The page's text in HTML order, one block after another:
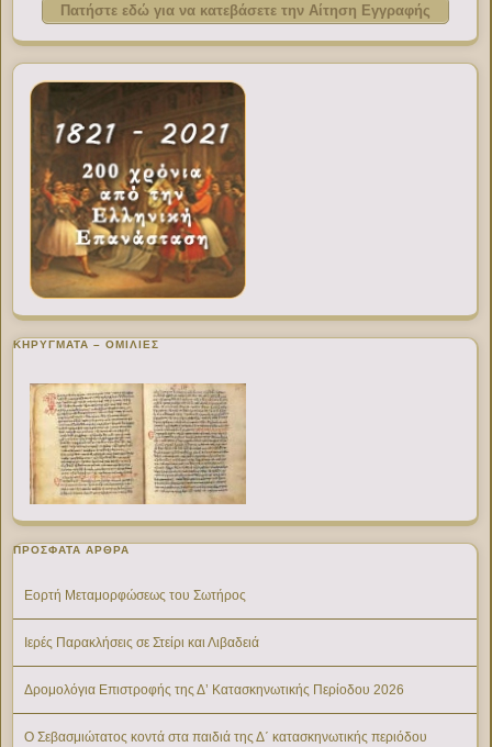
Πατήστε εδώ για να κατεβάσετε την Αίτηση Εγγραφής
ΚΗΡΥΓΜΑΤΑ – ΟΜΙΛΙΕΣ
ΠΡΌΣΦΑΤΑ ΆΡΘΡΑ
Εορτή Μεταμορφώσεως του Σωτήρος
Ιερές Παρακλήσεις σε Στείρι και Λιβαδειά
Δρομολόγια Επιστροφής της Δ’ Κατασκηνωτικής Περίοδου 2026
Ο Σεβασμιώτατος κοντά στα παιδιά της Δ΄ κατασκηνωτικής περιόδου